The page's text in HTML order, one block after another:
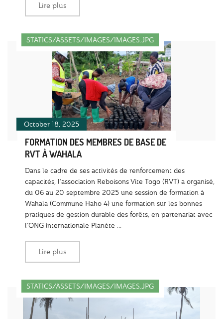
Lire plus
October 18, 2025
STATICS/ASSETS/IMAGES/IMAGES.JPG
FORMATION DES MEMBRES DE BASE DE
RVT À WAHALA
Dans le cadre de ses activités de renforcement des
capacités, l’association Reboisons Vite Togo (RVT) a organisé,
du 06 au 20 septembre 2025 une session de formation à
Wahala (Commune Haho 4) une formation sur les bonnes
pratiques de gestion durable des forêts, en partenariat avec
l’ONG internationale Planète ...
Lire plus
STATICS/ASSETS/IMAGES/IMAGES.JPG